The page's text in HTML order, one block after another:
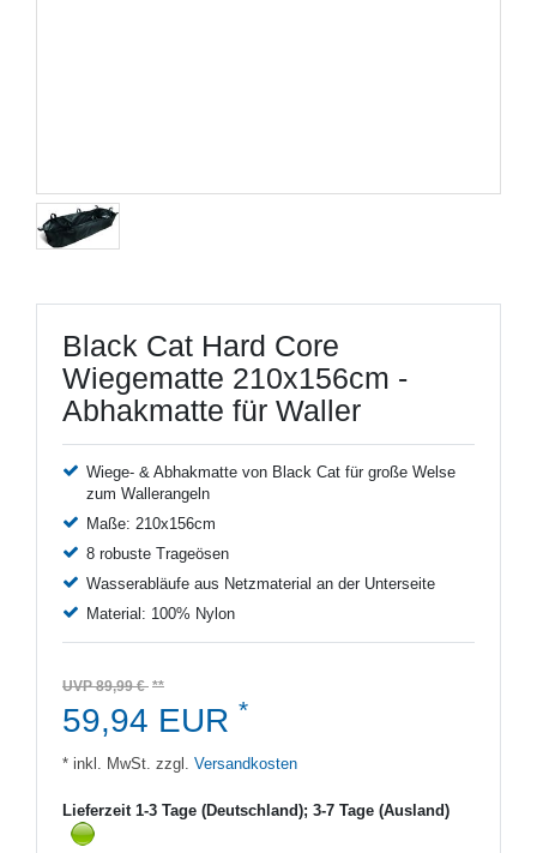
Black Cat Hard Core
Wiegematte 210x156cm -
Abhakmatte für Waller
Wiege- & Abhakmatte von Black Cat für große Welse
zum Wallerangeln
Maße: 210x156cm
8 robuste Trageösen
Wasserabläufe aus Netzmaterial an der Unterseite
Material: 100% Nylon
UVP 89,99 €
59,94 EUR *
* inkl. MwSt. zzgl. Versandkosten
Lieferzeit 1-3 Tage (Deutschland); 3-7 Tage (Ausland)